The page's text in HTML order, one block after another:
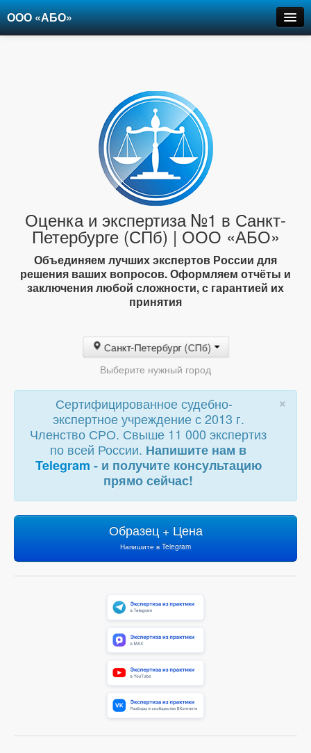
ООО «АБО»
Оценка и экспертиза №1 в Санкт-
Петербурге (СПб) | ООО «АБО»
Объединяем лучших экспертов России для
решения ваших вопросов. Оформляем отчёты и
заключения любой сложности, с гарантией их
принятия
Санкт-Петербург (СПб)
Выберите нужный город
×
Сертифицированное судебно-
экспертное учреждение с 2013 г.
Членство СРО. Свыше 11 000 экспертиз
по всей России. Напишите нам в
Telegram - и получите консультацию
прямо сейчас!
Образец + Цена
Напишите в Telegram